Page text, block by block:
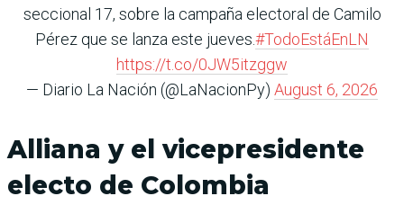
seccional 17, sobre la campaña electoral de Camilo
Pérez que se lanza este jueves.#TodoEstáEnLN
https://t.co/0JW5itzggw
— Diario La Nación (@LaNacionPy) August 6, 2026
Alliana y el vicepresidente
electo de Colombia